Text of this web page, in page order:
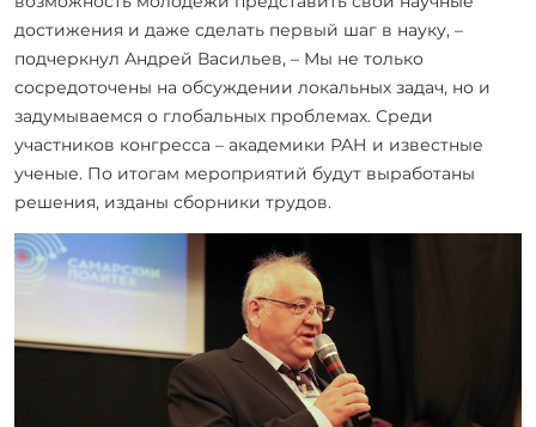
достижения и даже сделать первый шаг в науку, –
подчеркнул Андрей Васильев, – Мы не только
сосредоточены на обсуждении локальных задач, но и
задумываемся о глобальных проблемах. Среди
участников конгресса – академики РАН и известные
ученые. По итогам мероприятий будут выработаны
решения, изданы сборники трудов.